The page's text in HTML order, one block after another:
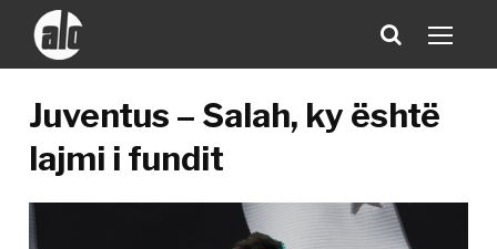
Juventus – Salah, ky është
lajmi i fundit